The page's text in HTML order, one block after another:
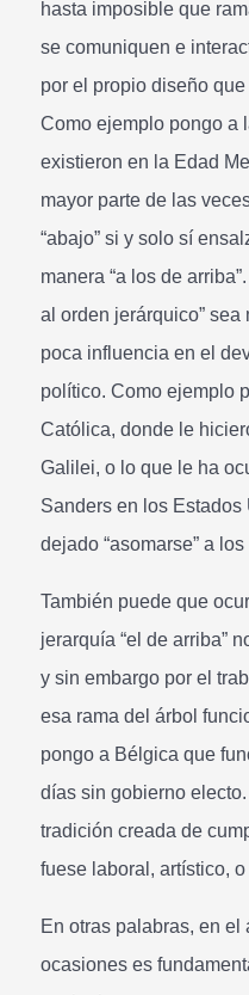
hasta imposible que
se comuniquen e
por el propio diseño que
Como ejemplo pongo a
existieron en la Edad
mayor parte de las
“abajo” si y solo sí
manera “a los de
al orden jerárquico”
poca influencia en el
político. Como ejemplo
Católica, donde le
Galilei, o lo que le ha
Sanders en los
dejado “asomarse” a
También puede que
jerarquía “el de arriba”
y sin embargo por el
esa rama del árbol
pongo a Bélgica que
días sin gobierno
tradición creada de
fuese laboral, artístico,
En otras palabras, en el
ocasiones es